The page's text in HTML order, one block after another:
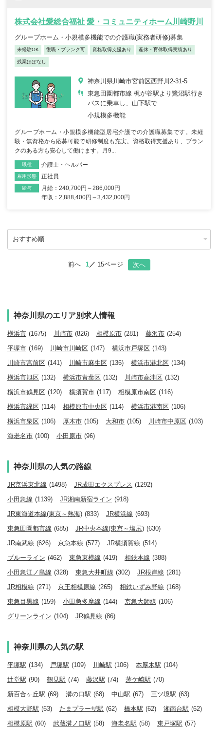
株式会社愛総合福祉 愛・コミュニティホーム川崎野川
グループホーム・小規模多機能での介護職(実務者研修)募集
未経験OK 復職・ブランク可 資格取得支援あり 産休・育休取得実績あり
残業ほぼなし
神奈川県川崎市宮前区西野川2-31-5
東急田園都市線 梶が谷駅より鷺沼駅行き
バスに乗車し、山下駅で...
小規模多機能
グループホーム・小規模多機能型居宅介護での介護職募集です。未経
験・無資格から応募可能で研修制度も充実。資格取得支援あり、ブラン
クのある方も安心して働けます。月9...
職種 介護士・ヘルパー
雇用形態 正社員
給与
月給：240,700円～286,000円
年収：2,888,400円～3,432,000円
前へ 1 15ページ 次へ
神奈川県のエリア別求人情報
横浜市 (1675) 川崎市 (826) 相模原市 (281) 藤沢市 (254)
平塚市 (169) 川崎市川崎区 (147) 横浜市戸塚区 (143)
川崎市宮前区 (141) 川崎市麻生区 (136) 横浜市港北区 (134)
横浜市旭区 (132) 横浜市青葉区 (132) 川崎市高津区 (132)
横浜市鶴見区 (120) 横須賀市 (117) 相模原市南区 (116)
横浜市緑区 (114) 相模原市中央区 (114) 横浜市港南区 (106)
横浜市泉区 (106) 厚木市 (105) 大和市 (105) 川崎市中原区 (103)
海老名市 (100) 小田原市 (96)
神奈川県の人気の路線
JR京浜東北線 (1498) JR成田エクスプレス (1292)
小田急線 (1139) JR湘南新宿ライン (918)
JR東海道本線(東京～熱海) (833) JR横浜線 (693)
東急田園都市線 (685) JR中央本線(東京～塩尻) (630)
JR南武線 (626) 京急本線 (577) JR横須賀線 (514)
ブルーライン (462) 東急東横線 (419) 相鉄本線 (388)
小田急江ノ島線 (328) 東急大井町線 (302) JR根岸線 (281)
JR相模線 (271) 京王相模原線 (265) 相鉄いずみ野線 (168)
東急目黒線 (159) 小田急多摩線 (144) 京急大師線 (106)
グリーンライン (104) JR鶴見線 (86)
神奈川県の人気の駅
平塚駅 (134) 戸塚駅 (109) 川崎駅 (106) 本厚木駅 (104)
辻堂駅 (90) 鶴見駅 (74) 藤沢駅 (74) 茅ケ崎駅 (70)
新百合ヶ丘駅 (69) 溝の口駅 (68) 中山駅 (67) 三ツ境駅 (63)
相模大野駅 (63) たまプラーザ駅 (62) 橋本駅 (62) 湘南台駅 (62)
相模原駅 (60) 武蔵溝ノ口駅 (58) 海老名駅 (58) 東戸塚駅 (57)